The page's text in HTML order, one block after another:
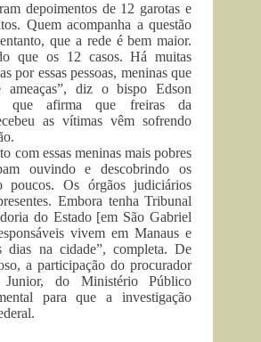
depoimentos de 12 garotas e
Quem acompanha a questão
que a rede é bem maior.
que os 12 casos. Há muitas
por essas pessoas, meninas que
ameaças”, diz o bispo Edson
que afirma que freiras da
as vítimas vêm sofrendo
com essas meninas mais pobres
ouvindo e descobrindo os
poucos. Os órgãos judiciários
Embora tenha Tribunal
do Estado [em São Gabriel
vivem em Manaus e
dias na cidade”, completa. De
a participação do procurador
do Ministério Público
para que a investigação